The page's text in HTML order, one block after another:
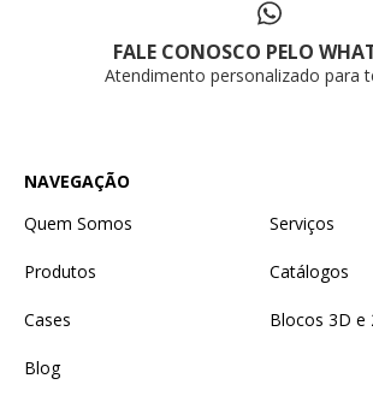
FALE CONOSCO PELO
Atendimento personalizado para
NAVEGAÇÃO
Quem Somos
Serviços
Produtos Catálogos
Cases Blocos 3D e
Blog